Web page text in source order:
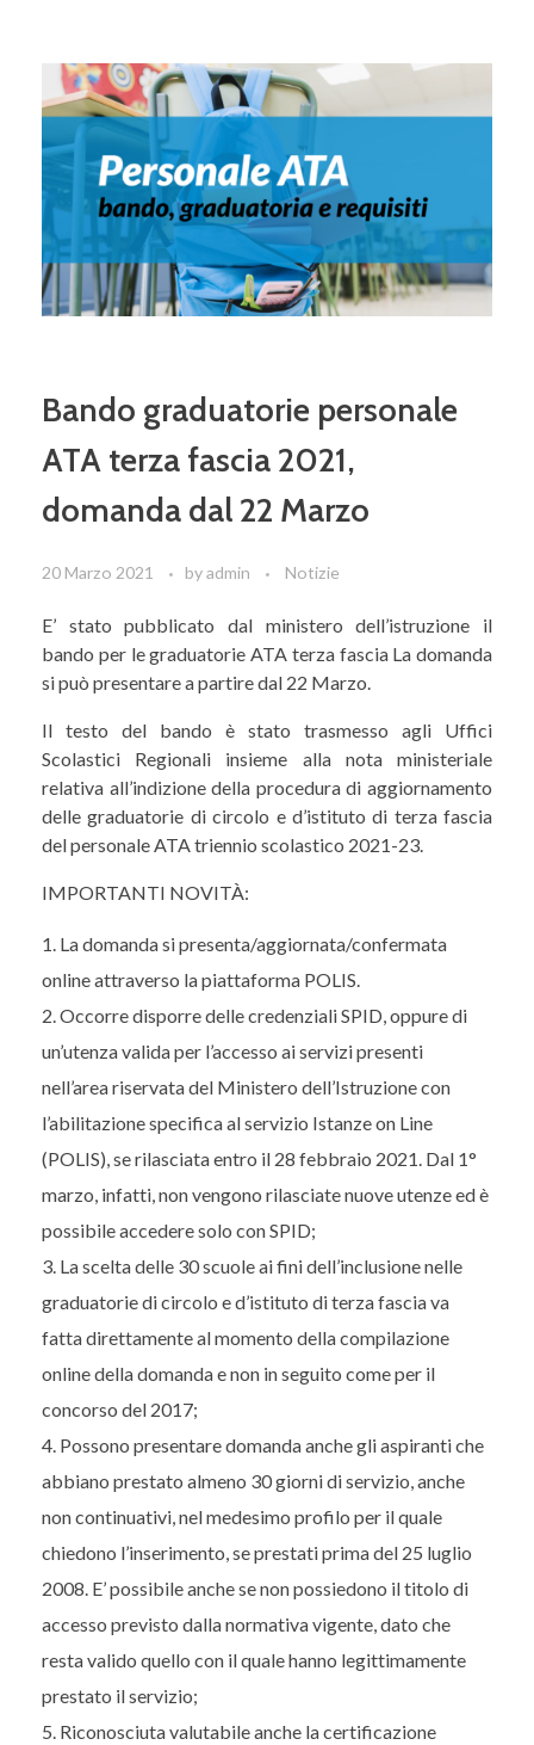
Bando graduatorie personale
ATA terza fascia 2021,
domanda dal 22 Marzo
20 Marzo 2021 byadmin Notizie
E’ stato pubblicato dal ministero dell’istruzione il
bando per le graduatorie ATA terza fascia La domanda
si può presentare a partire dal 22 Marzo.
Il testo del bando è stato trasmesso agli Uffici
Scolastici Regionali insieme alla nota ministeriale
relativa all’indizione della procedura di aggiornamento
delle graduatorie di circolo e d’istituto di terza fascia
del personale ATA triennio scolastico 2021-23.
IMPORTANTI NOVITÀ:
La domanda si presenta/aggiornata/confermata
online attraverso la piattaforma POLIS.
Occorre disporre delle credenziali SPID, oppure di
un’utenza valida per l’accesso ai servizi presenti
nell’area riservata del Ministero dell’Istruzione con
l’abilitazione specifica al servizio Istanze on Line
(POLIS), se rilasciata entro il 28 febbraio 2021. Dal 1°
marzo, infatti, non vengono rilasciate nuove utenze ed è
possibile accedere solo con SPID;
La scelta delle 30 scuole ai fini dell’inclusione nelle
graduatorie di circolo e d’istituto di terza fascia va
fatta direttamente al momento della compilazione
online della domanda e non in seguito come per il
concorso del 2017;
Possono presentare domanda anche gli aspiranti che
abbiano prestato almeno 30 giorni di servizio, anche
non continuativi, nel medesimo profilo per il quale
chiedono l’inserimento, se prestati prima del 25 luglio
2008. E’ possibile anche se non possiedono il titolo di
accesso previsto dalla normativa vigente, dato che
resta valido quello con il quale hanno legittimamente
prestato il servizio;
Riconosciuta valutabile anche la certificazione